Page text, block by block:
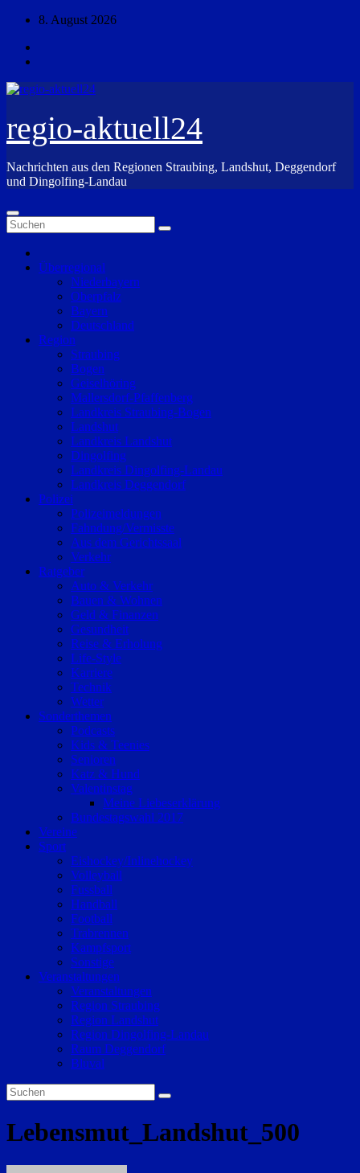
Zum
springen
8. August 2026
regio-aktuell24
Nachrichten aus den Regionen Straubing, Landshut, Deggendorf
und Dingolfing-Landau
Überregional
Niederbayern
Oberpfalz
Bayern
Deutschland
Region
Straubing
Bogen
Geiselhöring
Mallersdorf-Pfaffenberg
Landkreis Straubing-Bogen
Landshut
Landkreis Landshut
Dingolfing
Landkreis Dingolfing-Landau
Landkreis Deggendorf
Polizei
Polizeimeldungen
Fahndung/Vermisste
Aus dem Gerichtssaal
Verkehr
Ratgeber
Auto & Verkehr
Bauen & Wohnen
Geld & Finanzen
Gesundheit
Reise & Erholung
Life-Style
Karriere
Technik
Wetter
Sonderthemen
Podcasts
Kids & Teenies
Senioren
Katz & Hund
Valentinstag
Meine Liebeserklärung
Bundestagswahl 2017
Vereine
Sport
Eishockey/Inlinehockey
Volleyball
Fussball
Handball
Football
Trabrennen
Kampfsport
Sonstige
Veranstaltungen
Veranstaltungen
Region Straubing
Region Landshut
Region Dingolfing-Landau
Raum Deggendorf
Bluval
Lebensmut_Landshut_500